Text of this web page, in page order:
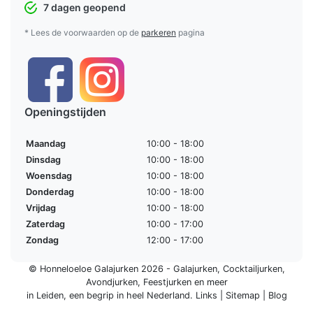
7 dagen geopend
* Lees de voorwaarden op de parkeren pagina
Openingstijden
Maandag
10:00 - 18:00
Dinsdag
10:00 - 18:00
Woensdag
10:00 - 18:00
Donderdag
10:00 - 18:00
Vrijdag
10:00 - 18:00
Zaterdag
10:00 - 17:00
Zondag
12:00 - 17:00
© Honneloeloe Galajurken 2026 - Galajurken, Cocktailjurken,
Avondjurken, Feestjurkenen meer
in Leiden, een begrip in heel Nederland. Links Sitemap Blog